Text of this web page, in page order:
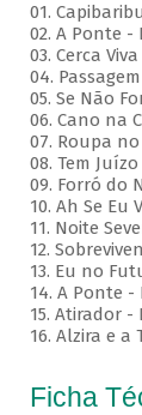
01.
02. A Ponte -
03. Cerca
04.
05. Se Não
06. Cano na
07. Roupa
08. Tem
09. Forró do
10. Ah Se Eu
11. Noite
12.
13. Eu no
14. A Ponte
15. Atirador -
16. Alzira e a
Ficha